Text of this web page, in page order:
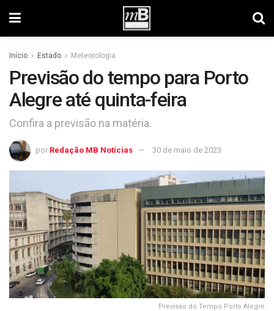
Início Estado Meteorologia
Previsão do tempo para Porto
Alegre até quinta-feira
Confira a previsão na matéria.
por Redação MB Notícias 30 de maio de 2023
Previsao do Tempo Porto Alegre